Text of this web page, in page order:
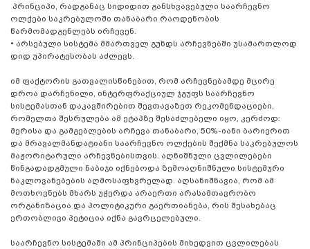
პრინციპი, რადგანაც სიდიდით განსხვავებული საარჩევნო
ოლქები საკრებულოში თანაბარი რაოდენობის
წარმომადგენლებს ირჩევენ.
• არსებული სისტემა მმართველ გუნდს არჩევნებში უსამართლოდ
დიდ უპირატესობას აძლევს.
იმ ფაქტორის გათვალისწინებით, რომ არჩევნებამდე მცირე
დროა დარჩენილი, ინტერფრაქციულ ჯგუფს საარჩევნო
სისტემასთან დაკავშირებით შევთავაზეთ რეკომენდაციები,
რომელთა შესრულება ამ ეტაპზე შესაძლებელი იყო, კერძოდ:
მერისა და გამგებლების არჩევა თანაბარი, 50%-იანი ბარიერით
და მრავალმანდატიანი საარჩევნო ოლქების შექმნა საკრებულოს
მაჟორიტარული არჩევნებისთვის. აღნიშნული ცვლილებები
წინგადადგმული ნაბიჯი იქნებოდა ზემოაღნიშნული სისტემური
ნაკლოვანებების აღმოსაფხვრელად. აღსანიშნავია, რომ ამ
მოთხოვნებს მხარს უჭერდა არაერთი არასამთავრობო
ორგანიზაცია და პოლიტიკური გაერთიანება, რის შესახებაც
ერთობლივი პეტიცია იქნა გავრცელებული.
საარჩევნო სისტემაში ამ პრინციპების მიხედვით ცვლილებას